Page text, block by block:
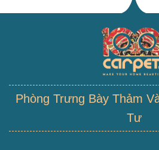
Phòng Trưng Bày Thảm
Tư